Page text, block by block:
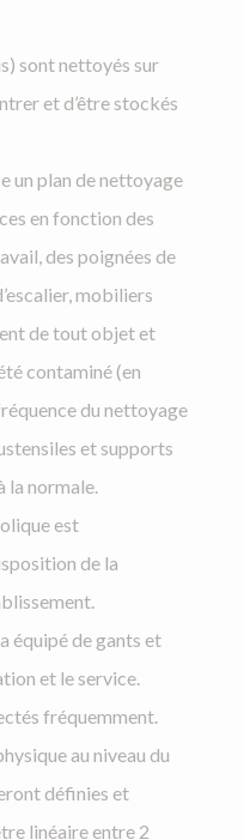
sont nettoyés sur
et d’être stockés
un plan de nettoyage
en fonction des
des poignées de
mobiliers
de tout objet et
contaminé (en
du nettoyage
et supports
la normale.
est
de la
équipé de gants et
et le service.
fréquemment.
au niveau du
définies et
linéaire entre 2